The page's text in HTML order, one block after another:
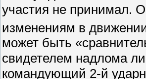
участия не принимал.
изменениям в
может быть
свидетелем надлома
командующий 2-й